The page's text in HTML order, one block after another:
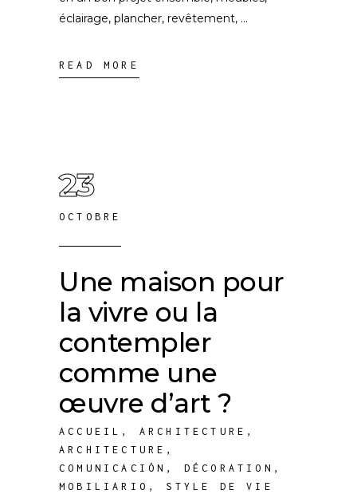
éclairage, plancher, revêtement,
READ MORE
23
OCTOBRE
Une maison pour
la vivre ou la
contempler
comme une
œuvre d’art ?
ACCUEIL , ARCHITECTURE ,
ARCHITECTURE ,
COMUNICACIÓN , DÉCORATION ,
MOBILIARIO , STYLE DE VIE